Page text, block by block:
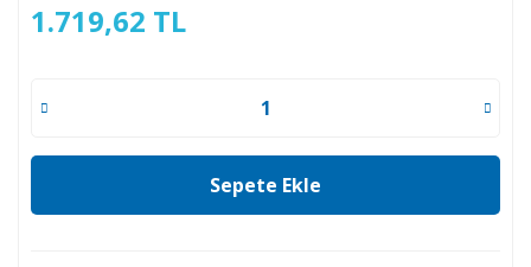
1.719,62 TL
Sepete Ekle